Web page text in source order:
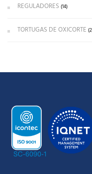
REGULADORES (14)
TORTUGAS DE OXICORTE